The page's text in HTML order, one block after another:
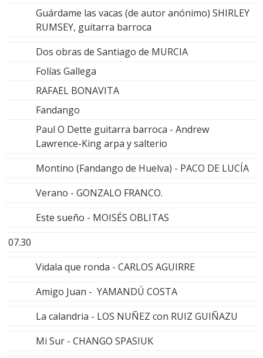
Guárdame las vacas (de autor anónimo) SHIRLEY
RUMSEY, guitarra barroca
Dos obras de Santiago de MURCIA
Folías Gallega
RAFAEL BONAVITA
Fandango
Paul O Dette guitarra barroca - Andrew
Lawrence-King arpa y salterio
Montino (Fandango de Huelva) - PACO DE LUCÍA
Verano - GONZALO FRANCO.
Este sueño - MOISÉS OBLITAS
07.30
Vidala que ronda - CARLOS AGUIRRE
Amigo Juan - YAMANDÚ COSTA
La calandria - LOS NUÑEZ con RUIZ GUIÑAZU
Mi Sur - CHANGO SPASIUK